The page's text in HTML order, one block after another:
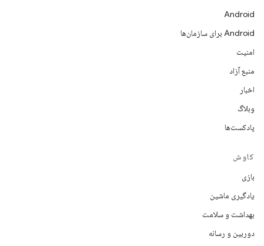
Android
Android برای سازمان‌ها
امنیت
منبع آزاد
اخبار
وبلاگ
پادکست‌ها
کاوش
بازی
یادگیری ماشین
بهداشت و سلامت
دوربین و رسانه